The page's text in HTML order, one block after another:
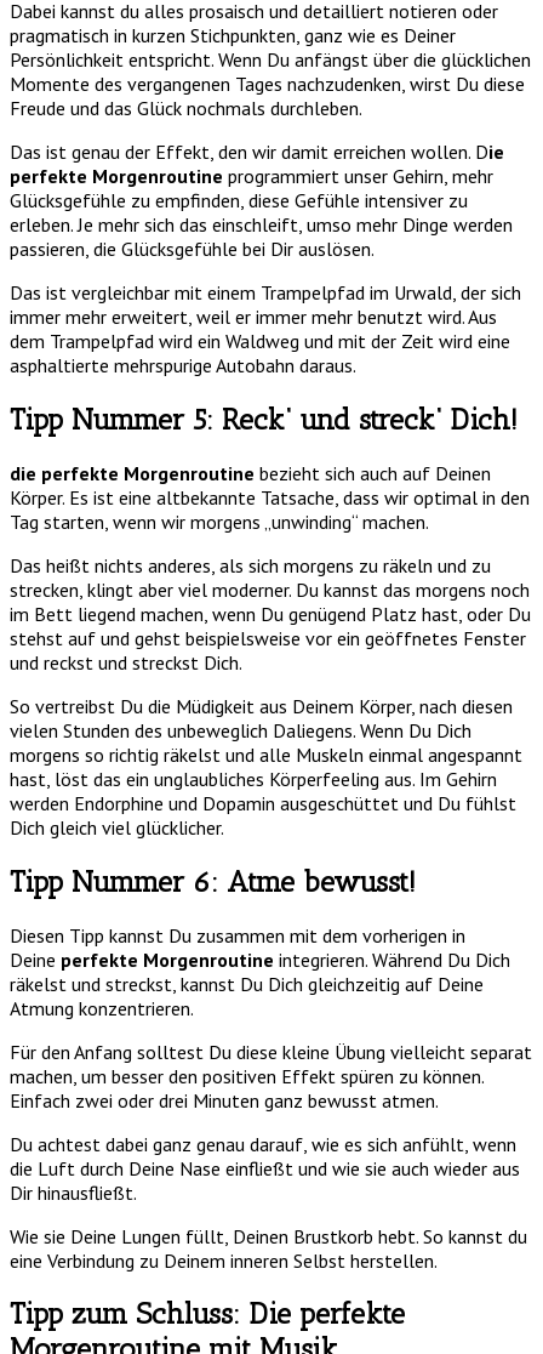
Dabei kannst du alles prosaisch und detailliert notieren oder
pragmatisch in kurzen Stichpunkten, ganz wie es Deiner
Persönlichkeit entspricht. Wenn Du anfängst über die glücklichen
Momente des vergangenen Tages nachzudenken, wirst Du diese
Freude und das Glück nochmals durchleben.
Das ist genau der Effekt, den wir damit erreichen wollen. Die
perfekte Morgenroutine programmiert unser Gehirn, mehr
Glücksgefühle zu empfinden, diese Gefühle intensiver zu
erleben. Je mehr sich das einschleift, umso mehr Dinge werden
passieren, die Glücksgefühle bei Dir auslösen.
Das ist vergleichbar mit einem Trampelpfad im Urwald, der sich
immer mehr erweitert, weil er immer mehr benutzt wird. Aus
dem Trampelpfad wird ein Waldweg und mit der Zeit wird eine
asphaltierte mehrspurige Autobahn daraus.
Tipp Nummer 5: Reck‘ und streck‘ Dich!
die perfekte Morgenroutine bezieht sich auch auf Deinen
Körper. Es ist eine altbekannte Tatsache, dass wir optimal in den
Tag starten, wenn wir morgens „unwinding“ machen.
Das heißt nichts anderes, als sich morgens zu räkeln und zu
strecken, klingt aber viel moderner. Du kannst das morgens noch
im Bett liegend machen, wenn Du genügend Platz hast, oder Du
stehst auf und gehst beispielsweise vor ein geöffnetes Fenster
und reckst und streckst Dich.
So vertreibst Du die Müdigkeit aus Deinem Körper, nach diesen
vielen Stunden des unbeweglich Daliegens. Wenn Du Dich
morgens so richtig räkelst und alle Muskeln einmal angespannt
hast, löst das ein unglaubliches Körperfeeling aus. Im Gehirn
werden Endorphine und Dopamin ausgeschüttet und Du fühlst
Dich gleich viel glücklicher.
Tipp Nummer 6: Atme bewusst!
Diesen Tipp kannst Du zusammen mit dem vorherigen in
Deine perfekte Morgenroutine integrieren. Während Du Dich
räkelst und streckst, kannst Du Dich gleichzeitig auf Deine
Atmung konzentrieren.
Für den Anfang solltest Du diese kleine Übung vielleicht separat
machen, um besser den positiven Effekt spüren zu können.
Einfach zwei oder drei Minuten ganz bewusst atmen.
Du achtest dabei ganz genau darauf, wie es sich anfühlt, wenn
die Luft durch Deine Nase einfließt und wie sie auch wieder aus
Dir hinausfließt.
Wie sie Deine Lungen füllt, Deinen Brustkorb hebt. So kannst du
eine Verbindung zu Deinem inneren Selbst herstellen.
Tipp zum Schluss: Die perfekte